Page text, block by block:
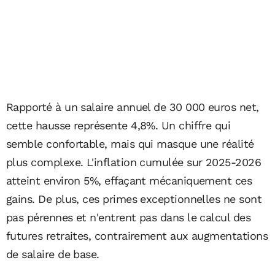
Rapporté à un salaire annuel de 30 000 euros net,
cette hausse représente 4,8%. Un chiffre qui
semble confortable, mais qui masque une réalité
plus complexe. L'inflation cumulée sur 2025-2026
atteint environ 5%, effaçant mécaniquement ces
gains. De plus, ces primes exceptionnelles ne sont
pas pérennes et n'entrent pas dans le calcul des
futures retraites, contrairement aux augmentations
de salaire de base.